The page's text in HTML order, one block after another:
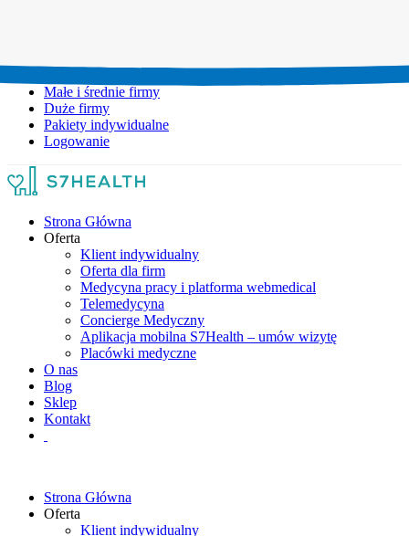
Małe i średnie firmy
Duże firmy
Pakiety indywidualne
Logowanie
Strona Główna
Oferta
Klient indywidualny
Oferta dla firm
Medycyna pracy i platforma webmedical
Telemedycyna
Concierge Medyczny
Aplikacja mobilna S7Health – umów wizytę
Placówki medyczne
O nas
Blog
Sklep
Kontakt
Strona Główna
Oferta
Klient indywidualny